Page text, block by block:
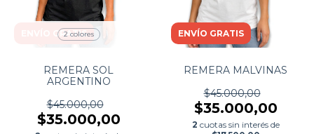
ENVÍO GRATIS
2 colores
REMERA SOL
ARGENTINO
$45.000,00
$35.000,00
ENVÍO GRATIS
REMERA MALVINAS
$45.000,00
$35.000,00
2 cuotas sin interés de